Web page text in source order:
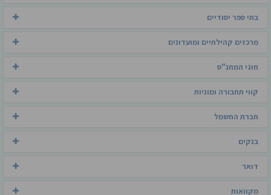
בתי ספר יסודיים
מרכזים קהילתיים ומועדונים
חוגי המתנ"ס
קווי תחבורה ומוניות
חברת החשמל
בנקים
דואר
מקוואות